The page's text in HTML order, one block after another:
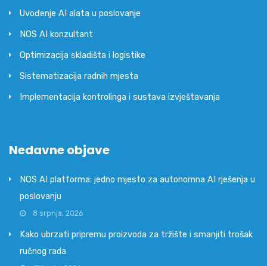
Uvođenje AI alata u poslovanje
NOS AI konzultant
Optimizacija skladišta i logistike
Sistematizacija radnih mjesta
Implementacija kontrolinga i sustava izvještavanja
Nedavne objave
NOS AI platforma: jedno mjesto za autonomna AI rješenja u
poslovanju
8 srpnja, 2026
Kako ubrzati pripremu proizvoda za tržište i smanjiti trošak
ručnog rada